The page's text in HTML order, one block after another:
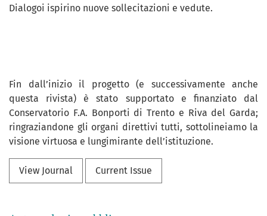
Dialogoi ispirino nuove sollecitazioni e vedute.
Fin dall’inizio il progetto (e successivamente anche
questa rivista) è stato supportato e finanziato dal
Conservatorio F.A. Bonporti di Trento e Riva del Garda;
ringraziandone gli organi direttivi tutti, sottolineiamo la
visione virtuosa e lungimirante dell’istituzione.
View Journal Current Issue